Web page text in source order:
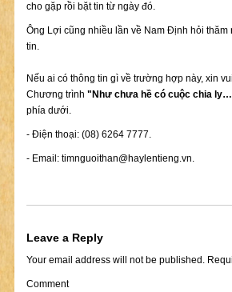
cho gặp rồi bặt tin từ ngày đó.
Ông Lợi cũng nhiều lần về Nam Định hỏi thăm
tin.
Nếu ai có thông tin gì về trường hợp này, xin
Chương trình "Như chưa hề có cuộc chia
phía dưới.
- Điện thoại: (08) 6264 7777.
- Email: timnguoithan@haylentieng.vn.
Leave a Reply
Your email address will not be published.
Comment